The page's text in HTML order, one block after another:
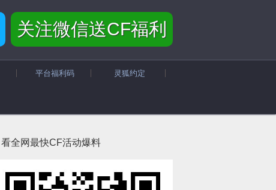
关注微信送CF福利
平台福利码 灵狐约定
看全网最快CF活动爆料